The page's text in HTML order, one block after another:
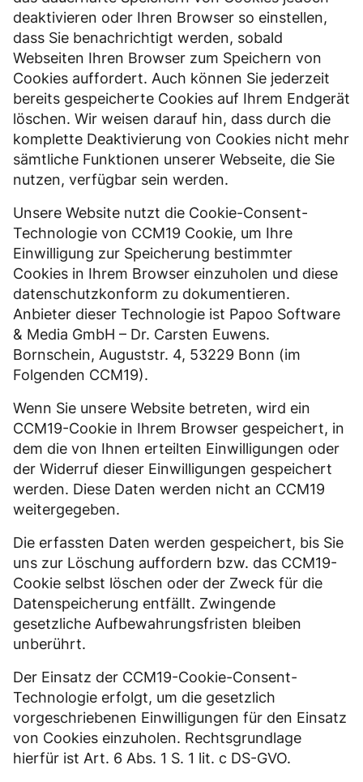
deaktivieren oder Ihren Browser so einstellen,
dass Sie benachrichtigt werden, sobald
Webseiten Ihren Browser zum Speichern von
Cookies auffordert. Auch können Sie jederzeit
bereits gespeicherte Cookies auf Ihrem Endgerät
löschen. Wir weisen darauf hin, dass durch die
komplette Deaktivierung von Cookies nicht mehr
sämtliche Funktionen unserer Webseite, die Sie
nutzen, verfügbar sein werden.
Unsere Website nutzt die Cookie-Consent-
Technologie von CCM19 Cookie, um Ihre
Einwilligung zur Speicherung bestimmter
Cookies in Ihrem Browser einzuholen und diese
datenschutzkonform zu dokumentieren.
Anbieter dieser Technologie ist Papoo Software
& Media GmbH – Dr. Carsten Euwens.
Bornschein, Auguststr. 4, 53229 Bonn (im
Folgenden CCM19).
Wenn Sie unsere Website betreten, wird ein
CCM19-Cookie in Ihrem Browser gespeichert, in
dem die von Ihnen erteilten Einwilligungen oder
der Widerruf dieser Einwilligungen gespeichert
werden. Diese Daten werden nicht an CCM19
weitergegeben.
Die erfassten Daten werden gespeichert, bis Sie
uns zur Löschung auffordern bzw. das CCM19-
Cookie selbst löschen oder der Zweck für die
Datenspeicherung entfällt. Zwingende
gesetzliche Aufbewahrungsfristen bleiben
unberührt.
Der Einsatz der CCM19-Cookie-Consent-
Technologie erfolgt, um die gesetzlich
vorgeschriebenen Einwilligungen für den Einsatz
von Cookies einzuholen. Rechtsgrundlage
hierfür ist Art. 6 Abs. 1 S. 1 lit. c DS-GVO.